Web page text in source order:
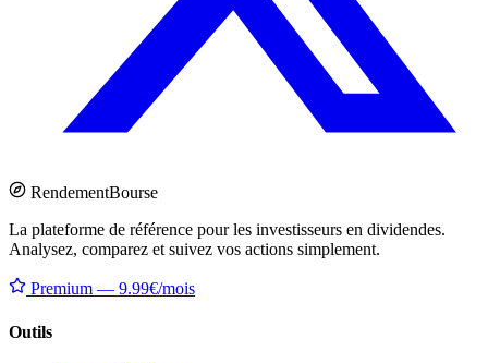
RendementBourse
La plateforme de référence pour les investisseurs en dividendes.
Analysez, comparez et suivez vos actions simplement.
Premium — 9.99€/mois
Outils